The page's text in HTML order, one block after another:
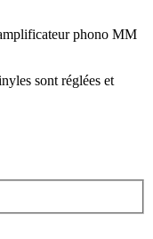
phono MM
sont réglées et